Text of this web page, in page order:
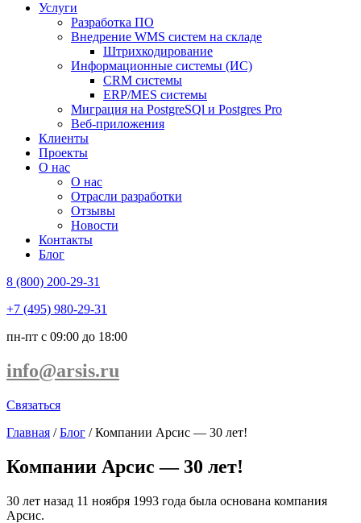
Услуги
Разработка ПО
Внедрение WMS систем на складе
Штрихкодирование
Информационные системы (ИС)
CRM системы
ERP/MES системы
Миграция на PostgreSQl и Postgres Pro
Веб-приложения
Клиенты
Проекты
О нас
О нас
Отрасли разработки
Отзывы
Новости
Контакты
Блог
8 (800) 200-29-31
+7 (495) 980-29-31
пн-пт с 09:00 до 18:00
info@arsis.ru
Связаться
Главная /Блог /Компании Арсис — 30 лет!
Компании Арсис — 30 лет!
30 лет назад 11 ноября 1993 года была основана компания
Арсис.